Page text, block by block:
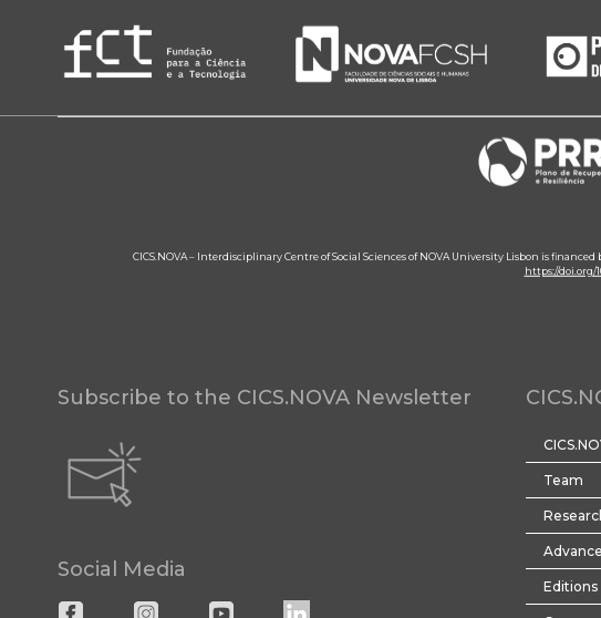
CICS.NOVA – Interdisciplinary Centre of Social Sciences of NOVA University Lisbon is
https://doi.org/
Subscribe to the CICS.NOVA Newsletter
Social Media
Team
Editions